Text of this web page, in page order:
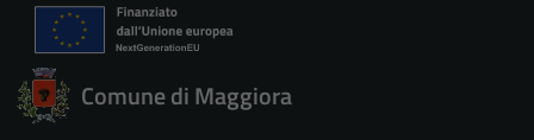
Comune di Maggiora